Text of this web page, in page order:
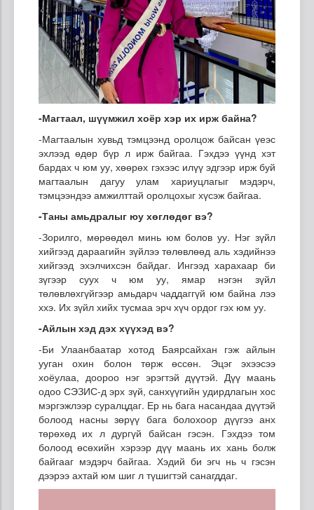
-Магтаал, шүүмжил хоёр хэр их ирж байна?
-Магтаалын хувьд тэмцээнд оролцож байсан үеэс
эхлээд өдөр бүр л ирж байгаа. Гэхдээ үүнд хэт
бардах ч юм уу, хөөрөх гэхээс илүү эдгээр ирж буй
магтаалын дагуу улам хариуцлагыг мэдэрч,
тэмцээндээ амжилттай оролцохыг хүсэж байгаа.
-Таны амьдралыг юу хөглөдөг вэ?
-Зорилго, мөрөөдөл минь юм болов уу. Нэг зүйл
хийгээд дараагийн зүйлээ төлөвлөөд аль хэдийнээ
хийгээд эхэлчихсэн байдаг. Ингээд харахаар би
зүгээр суух ч юм уу, ямар нэгэн зүйл
төлөвлөхгүйгээр амьдарч чаддаггүй юм байна лээ
ххэ. Их зүйл хийх тусмаа эрч хүч ордог гэх юм уу.
-Айлын хэд дэх хүүхэд вэ?
-Би Улаанбаатар хотод Баярсайхан гэж айлын
ууган охин болон төрж өссөн. Эцэг эхээсээ
хоёулаа, доороо нэг эрэгтэй дүүтэй. Дүү маань
одоо СЭЗИС-д эрх зүй, санхүүгийн удирдлагын хос
мэргэжлээр суралцдаг. Ер нь бага насандаа дүүтэй
болоод насны зөрүү бага болохоор дүүгээ анх
төрөхөд их л дургүй байсан гэсэн. Гэхдээ том
болоод өсөхийн хэрээр дүү маань их хань болж
байгааг мэдэрч байгаа. Хэдий би эгч нь ч гэсэн
дээрээ ахтай юм шиг л түшигтэй санагддаг.